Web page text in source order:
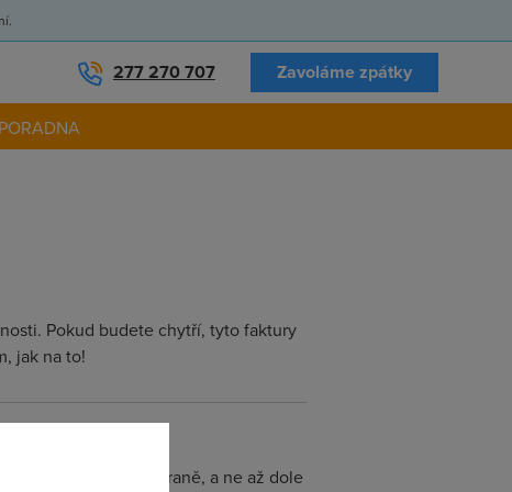
277 270 707 Zavoláme zpátky
PORADNA
Pokud budete chytří, tyto faktury
jak na to!
už na první straně, a ne až dole